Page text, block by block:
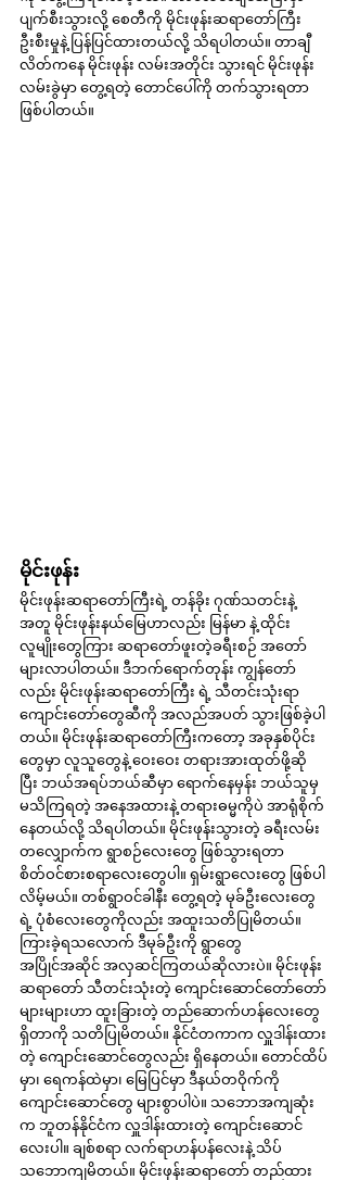
ပျက်စီးသွားလို့ စေတီကို မိုင်းဖုန်းဆရာတော်ကြီး
ဦးစီးမှုနဲ့ ပြန်ပြင်ထားတယ်လို့ သိရပါတယ်။ တာချီ
လိတ်ကနေ မိုင်းဖုန်း လမ်းအတိုင်း သွားရင် မိုင်းဖုန်း
လမ်းခွဲမှာ တွေ့ရတဲ့ တောင်ပေါ်ကို တက်သွားရတာ
ဖြစ်ပါတယ်။
မိုင်းဖုန်း
မိုင်းဖုန်းဆရာတော်ကြီးရဲ့ တန်ခိုး ဂုဏ်သတင်းနဲ့
အတူ မိုင်းဖုန်းနယ်မြေဟာလည်း မြန်မာ နဲ့ ထိုင်း
လူမျိုးတွေကြား ဆရာတော်ဖူးတဲ့ခရီးစဉ် အတော်
များလာပါတယ်။ ဒီဘက်ရောက်တုန်း ကျွန်တော်
လည်း မိုင်းဖုန်းဆရာတော်ကြီး ရဲ့ သီတင်းသုံးရာ
ကျောင်းတော်တွေဆီကို အလည်အပတ် သွားဖြစ်ခဲ့ပါ
တယ်။ မိုင်းဖုန်းဆရာတော်ကြီးကတော့ အခုနှစ်ပိုင်း
တွေမှာ လူသူတွေနဲ့ ဝေးဝေး တရားအားထုတ်ဖို့ဆို
ပြီး ဘယ်အရပ်ဘယ်ဆီမှာ ရောက်နေမှန်း ဘယ်သူမှ
မသိကြရတဲ့ အနေအထားနဲ့ တရားဓမ္မကိုပဲ အာရုံစိုက်
နေတယ်လို့ သိရပါတယ်။ မိုင်းဖုန်းသွားတဲ့ ခရီးလမ်း
တလျှောက်က ရွာစဉ်လေးတွေ ဖြစ်သွားရတာ
စိတ်ဝင်စားစရာလေးတွေပါ။ ရှမ်းရွာလေးတွေ ဖြစ်ပါ
လိမ့်မယ်။ တစ်ရွာဝင်ခါနီး တွေ့ရတဲ့ မုခ်ဦးလေးတွေ
ရဲ့ ပုံစံလေးတွေကိုလည်း အထူးသတိပြုမိတယ်။
ကြားခဲ့ရသလောက် ဒီမုခ်ဦးကို ရွာတွေ
အပြိုင်အဆိုင် အလှဆင်ကြတယ်ဆိုလားပဲ။ မိုင်းဖုန်း
ဆရာတော် သီတင်းသုံးတဲ့ ကျောင်းဆောင်တော်တော်
များများဟာ ထူးခြားတဲ့ တည်ဆောက်ဟန်လေးတွေ
ရှိတာကို သတိပြုမိတယ်။ နိုင်ငံတကာက လှူဒါန်းထား
တဲ့ ကျောင်းဆောင်တွေလည်း ရှိနေတယ်။ တောင်ထိပ်
မှာ၊ ရေကန်ထဲမှာ၊ မြေပြင်မှာ ဒီနယ်တဝိုက်ကို
ကျောင်းဆောင်တွေ များစွာပါပဲ။ သဘောအကျဆုံး
က ဘူတန်နိုင်ငံက လှူဒါန်းထားတဲ့ ကျောင်းဆောင်
လေးပါ။ ချစ်စရာ လက်ရာဟန်ပန်လေးနဲ့ သိပ်
သဘောကျမိတယ်။ မိုင်းဖုန်းဆရာတော် တည်ထား